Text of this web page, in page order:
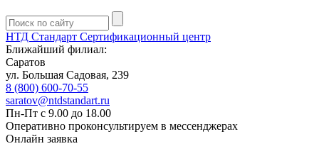
НТД Стандарт Сертификационный центр
Ближайший филиал:
Саратов
ул. ​​​​​​Большая Садовая, 239
8 (800) 600-70-55
saratov@ntdstandart.ru
Пн-Пт с 9.00 до 18.00
Оперативно проконсультируем в мессенджерах
Онлайн заявка